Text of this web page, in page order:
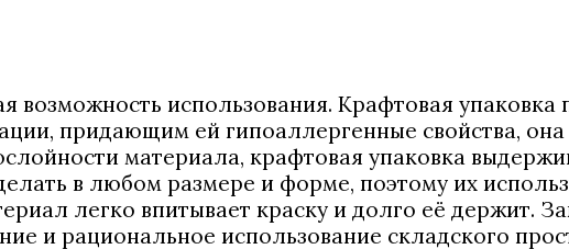
возможность использования. Крафтовая
придающим ей гипоаллергенные свойства,
материала, крафтовая упаковка
в любом размере и форме, поэтому их
легко впитывает краску и долго её держит.
и рациональное использование складского